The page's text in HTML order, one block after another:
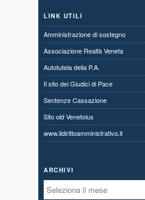
LINK UTILI
Amministrazione di sostegno
Associazione Realtà Veneta
Autotutela della P.A.
Il sito dei Giudici di Pace
Sentenze Cassazione
Sito old Venetoius
www.ildirittoamministrativo.it
ARCHIVI
Archivi